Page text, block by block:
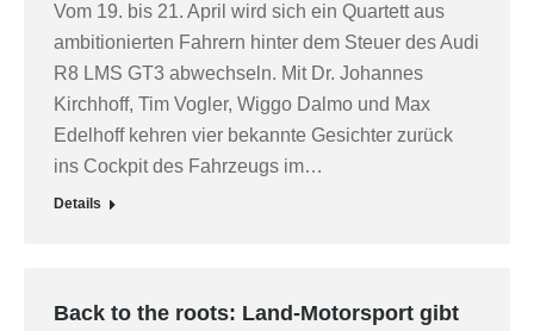
Vom 19. bis 21. April wird sich ein Quartett aus
ambitionierten Fahrern hinter dem Steuer des Audi
R8 LMS GT3 abwechseln. Mit Dr. Johannes
Kirchhoff, Tim Vogler, Wiggo Dalmo und Max
Edelhoff kehren vier bekannte Gesichter zurück
ins Cockpit des Fahrzeugs im…
Details
Back to the roots: Land-Motorsport gibt